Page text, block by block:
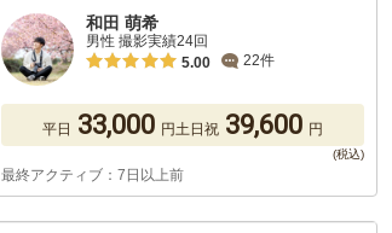
和田 萌希
男性 撮影実績24回
5.00
22件
平日 33,000 円土日祝 39,600 円
最終アクティブ：7日以上前